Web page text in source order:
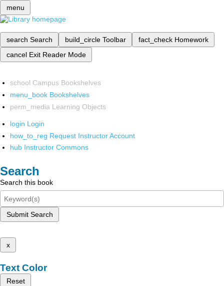
menu
search Search build_circle Toolbar fact_check Homework
cancel Exit Reader Mode
school Campus Bookshelves
menu_book Bookshelves
perm_media Learning Objects
login Login
how_to_reg Request Instructor Account
hub Instructor Commons
Search
Search this book
Submit Search
x
Text Color
Reset